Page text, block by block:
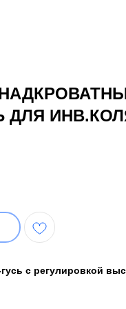
ДЛЯ
с регулировкой